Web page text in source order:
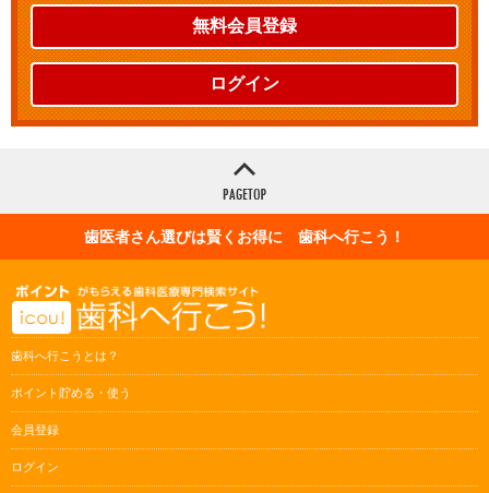
無料会員登録
ログイン
歯医者さん選びは賢くお得に 歯科へ行こう！
歯科へ行こうとは？
ポイント貯める・使う
会員登録
ログイン